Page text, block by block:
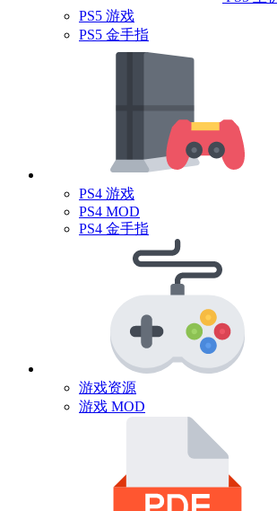
PS5 游戏
PS5 金手指
PS4 游戏
PS4 MOD
PS4 金手指
游戏资源
游戏 MOD